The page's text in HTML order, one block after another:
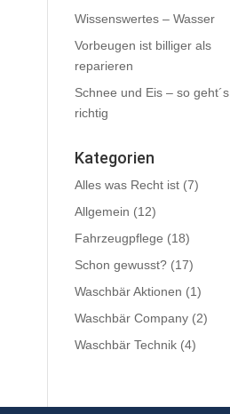
Wissenswertes – Wasser
Vorbeugen ist billiger als
reparieren
Schnee und Eis – so geht´s
richtig
Kategorien
Alles was Recht ist (7)
Allgemein (12)
Fahrzeugpflege (18)
Schon gewusst? (17)
Waschbär Aktionen (1)
Waschbär Company (2)
Waschbär Technik (4)